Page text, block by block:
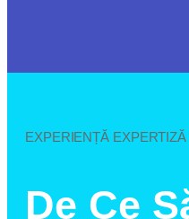
EXPERIENȚĂ
De Ce